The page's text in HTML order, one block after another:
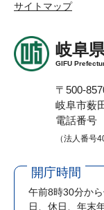
サイトマップ
岐阜
GIFU
〒500-
岐阜市薮
電話番号
（法人番号
開庁時間
午前8時30分か
日、休日、年末